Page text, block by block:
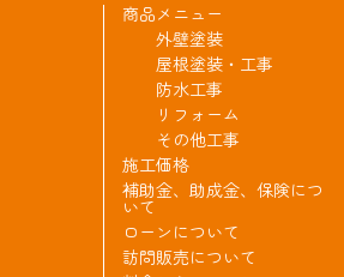
商品メニュー
外壁塗装
屋根塗装・工事
防水工事
リフォーム
その他工事
施工価格
補助金、助成金、保険につ
いて
ローンについて
訪問販売について